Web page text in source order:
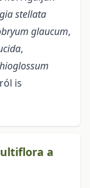
stellata
glaucum,
,
is
a